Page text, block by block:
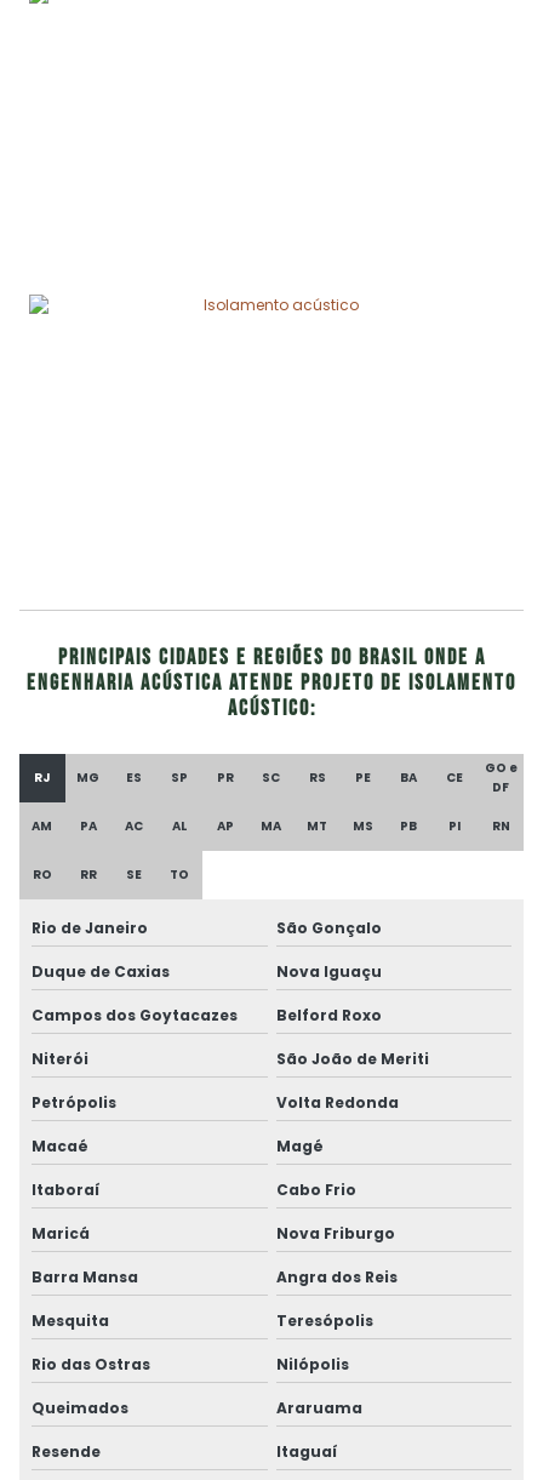
Principais cidades e regiões do Brasil onde a
Engenharia Acústica atende Projeto de isolamento
acústico:
RJ MG ES SP PR SC RS PE BA CE
GO e
DF
AM PA AC AL AP MA MT MS PB PI RN
RO RR SE TO
Rio de Janeiro São Gonçalo
Duque de Caxias Nova Iguaçu
Campos dos Goytacazes Belford Roxo
Niterói São João de Meriti
Petrópolis Volta Redonda
Macaé Magé
Itaboraí Cabo Frio
Maricá Nova Friburgo
Barra Mansa Angra dos Reis
Mesquita Teresópolis
Rio das Ostras Nilópolis
Queimados Araruama
Resende Itaguaí